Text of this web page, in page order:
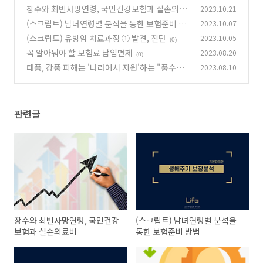
장수와 최빈사망연령, 국민건강보험과 실손의료
비
(0)
2023.10.21
(스크립트) 남녀연령별 분석을 통한 보험준비 방
법
(0)
2023.10.07
(스크립트) 유방암 치료과정 ① 발견, 진단 (0) 2023.10.05
꼭 알아둬야 할 보험료 납입면제 (0) 2023.08.20
태풍, 강풍 피해는 '나라에서 지원'하는 "풍수해
2023.08.10
관련글
장수와 최빈사망연령, 국민건강
보험과 실손의료비
(스크립트) 남녀연령별 분석을
통한 보험준비 방법